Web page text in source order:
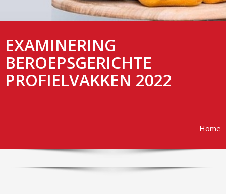
EXAMINERING
BEROEPSGERICHTE
PROFIELVAKKEN 2022
Home